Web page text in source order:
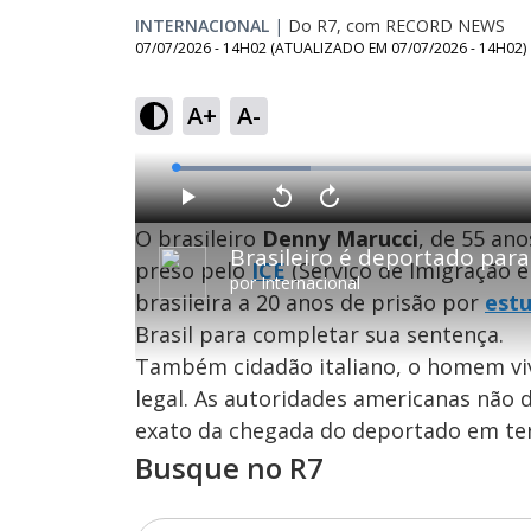
INTERNACIONAL | Do R7, com RECORD NEWS
07/07/2026 - 14H02 (ATUALIZADO EM 07/07/2026 - 14H02)
A+ A-
Brasileiro é deportado
porInternacional
P
l
a
y
V
o
l
t
a
r
1
0
g
u
n
d
s
A
v
a
n
ç
a
r
1
0
e
g
u
n
o
s
o
L
o
a
d
e
:
1
7
.
1
8
%
O brasileiro Denny Marucci, de 55
preso peloICE(Serviço de Imigração
brasileira a 20 anos de prisão por
Brasil para completar sua sentença.
Também cidadão italiano, o homem
legal. As autoridades americanas
exato da chegada do deportado em
Busque no R7